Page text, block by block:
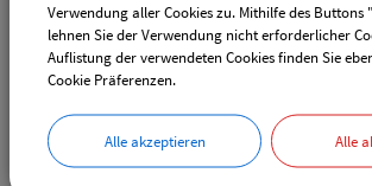
Gemeinde Pliening
Geltinger Str. 18
85652 Pliening
Verwendung aller Cookies zu. Mithilfe des Buttons
lehnen Sie der Verwendung nicht erforderlicher
Auflistung der verwendeten Cookies finden Sie
Cookie Präferenzen.
Alle akzeptieren Alle